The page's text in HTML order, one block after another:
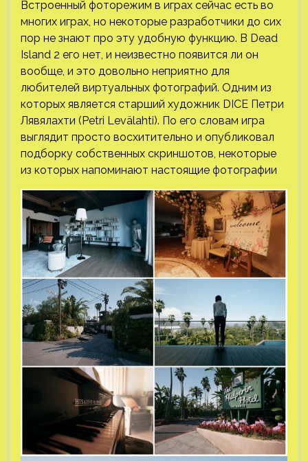
Встроенный фоторежим в играх сейчас есть во
многих играх, но некоторые разработчики до сих
пор не знают про эту удобную функцию. В Dead
Island 2 его нет, и неизвестно появится ли он
вообще, и это довольно неприятно для
любителей виртуальных фотографий. Одним из
которых является старший художник DICE Петри
Лявялахти (Petri Levälahti). По его словам игра
выглядит просто восхитительно и опубликовал
подборку собственных скриншотов, некоторые
из которых напоминают настоящие фотографии